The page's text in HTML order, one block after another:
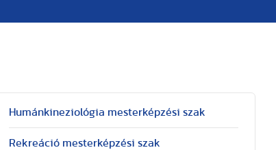
Humánkineziológia mesterképzési szak
Rekreáció mesterképzési szak